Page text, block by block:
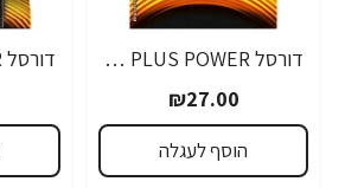
דורסל PLUS POWER סוללות 9V אריזת 1 יחידות - מבית Duracell
₪27.00
הוסף לעגלה